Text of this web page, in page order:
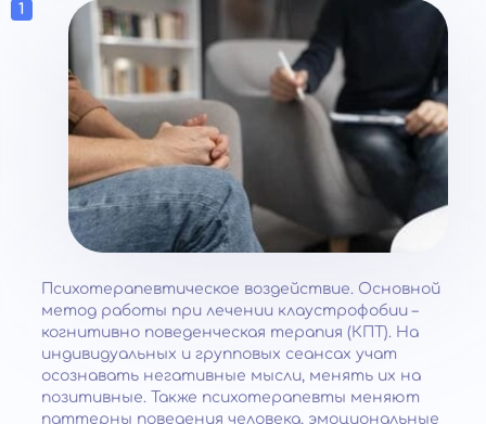
Психотерапевтическое воздействие. Основной
метод работы при лечении клаустрофобии –
когнитивно поведенческая терапия (КПТ). На
индивидуальных и групповых сеансах учат
осознавать негативные мысли, менять их на
позитивные. Также психотерапевты меняют
паттерны поведения человека, эмоциональные